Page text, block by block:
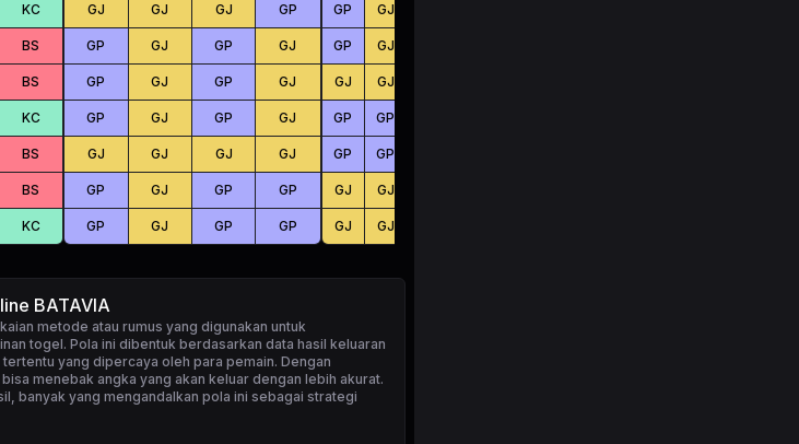
KC
BS
BS
KC
BS
BS
KC
GJ GJ GJ GP
GP GJ GP GJ
GP GJ GP GJ
GP GJ GP GJ
GJ GJ GJ GJ
GP GJ GP GP
GP GJ GP GP
GP GJ
GP GJ
GJ GJ
GP GP
GP GP
GJ GJ
GJ GJ
BATAVIA
metode atau rumus yang digunakan untuk
togel. Pola ini dibentuk berdasarkan data hasil keluaran
yang dipercaya oleh para pemain. Dengan
menebak angka yang akan keluar dengan lebih akurat.
banyak yang mengandalkan pola ini sebagai strategi